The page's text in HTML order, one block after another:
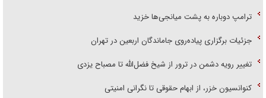
ترامپ دوباره به پشت میانجی‌ها خزید
جزئیات برگزاری پیاده‌روی جاماندگان اربعین در تهران
تغییر رویه دشمن در ترور از شیخ فضل‌الله تا مصباح یزدی
کنوانسیون خزر، از ابهام حقوقی تا نگرانی امنیتی